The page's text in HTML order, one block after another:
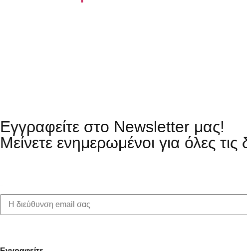
Εγγραφείτε στο Newsletter μας!
Μείνετε ενημερωμένοι για όλες